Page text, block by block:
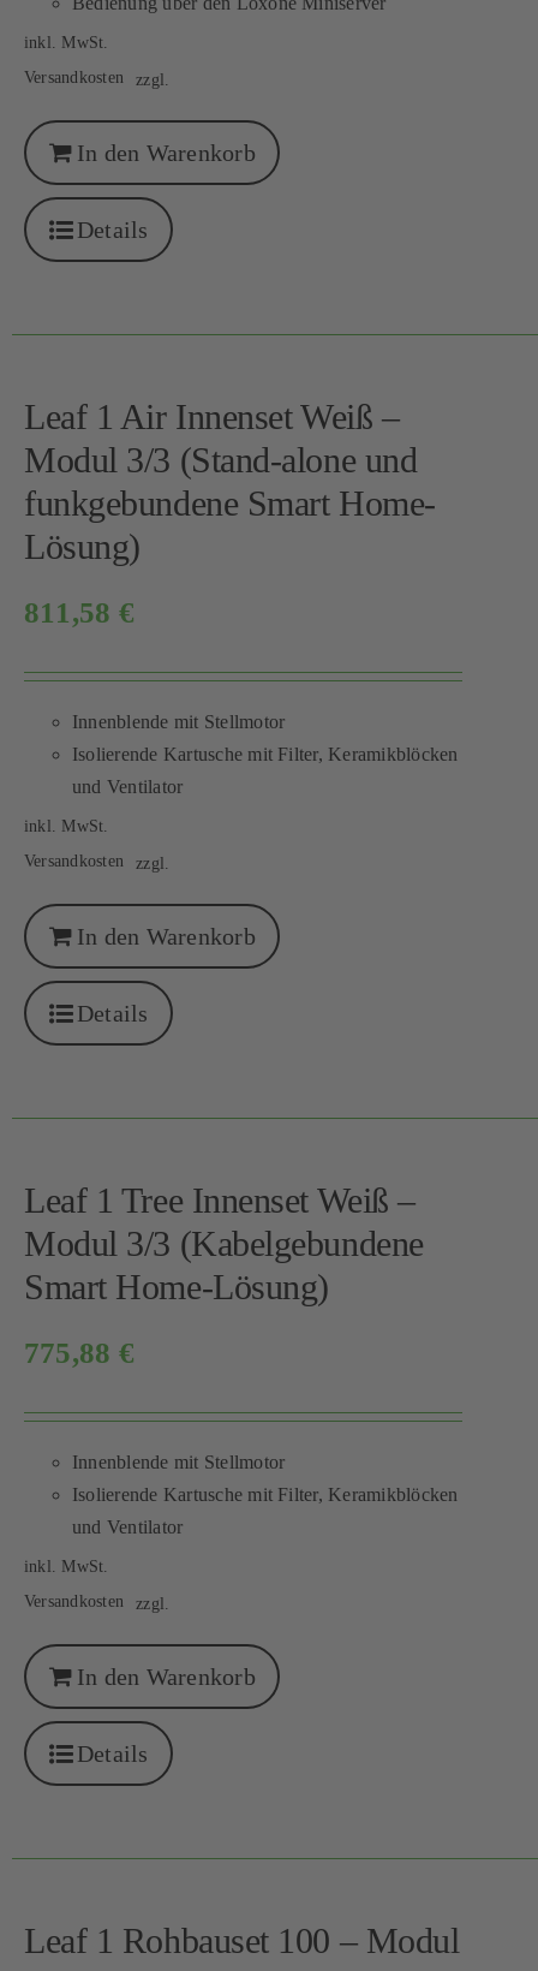
inkl. MwSt.
zzgl.
Versandkosten
In den Warenkorb
Details
Leaf 1 Air Innenset Weiß –
Modul 3/3 (Stand-alone und
funkgebundene Smart Home-
Lösung)
811,58 €
Innenblende mit Stellmotor
Isolierende Kartusche mit Filter, Keramikblöcken
und Ventilator
inkl. MwSt.
zzgl.
Versandkosten
In den Warenkorb
Details
Leaf 1 Tree Innenset Weiß –
Modul 3/3 (Kabelgebundene
Smart Home-Lösung)
775,88 €
Innenblende mit Stellmotor
Isolierende Kartusche mit Filter, Keramikblöcken
und Ventilator
inkl. MwSt.
zzgl.
Versandkosten
In den Warenkorb
Details
Leaf 1 Rohbauset 100 – Modul